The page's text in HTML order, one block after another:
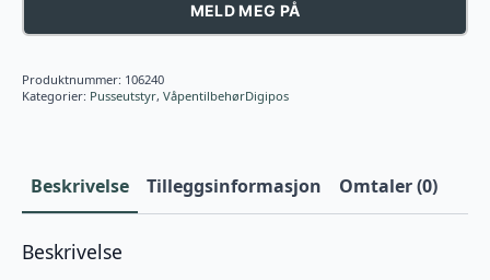
MELD MEG PÅ
Produktnummer: 106240
Kategorier: Pusseutstyr, VåpentilbehørDigipos
Beskrivelse Tilleggsinformasjon Omtaler (0)
Beskrivelse